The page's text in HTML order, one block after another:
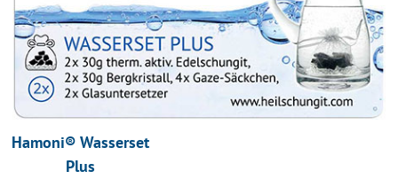
Hamoni® Wasserset
Plus